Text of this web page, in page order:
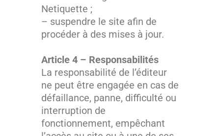
Netiquette ;
– suspendre le site afin de
procéder à des mises à jour.
Article 4 – Responsabilités
La responsabilité de l’éditeur
ne peut être engagée en cas de
défaillance, panne, difficulté ou
interruption de
fonctionnement, empêchant